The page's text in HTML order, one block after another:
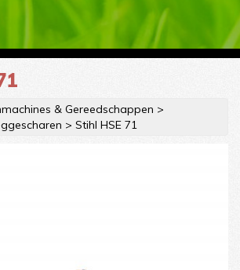
& Gereedschappen >
> Stihl HSE 71